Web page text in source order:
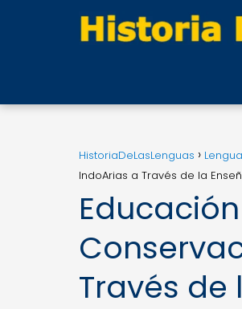
HistoriaDeLasLenguas
IndoArias a Través de la
Través de